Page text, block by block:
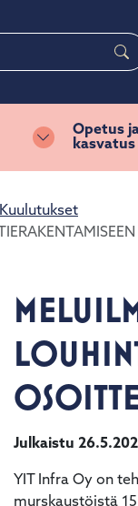
Vaihda
Opetus
kasvatus
Kuulutukset
Julkaistu
YIT Infra Oy on
murskaustöistä